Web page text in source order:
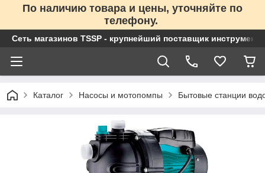
По наличию товара и цены, уточняйте по
телефону.
Сеть магазинов TSSP - крупнейший поставщик
Каталог Насосы и мотопомпы Бытовые станции